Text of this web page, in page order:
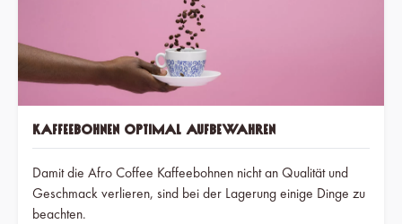
Kaffeebohnen optimal aufbewahren
Damit die Afro Coffee Kaffeebohnen nicht an Qualität und
Geschmack verlieren, sind bei der Lagerung einige Dinge zu
beachten.